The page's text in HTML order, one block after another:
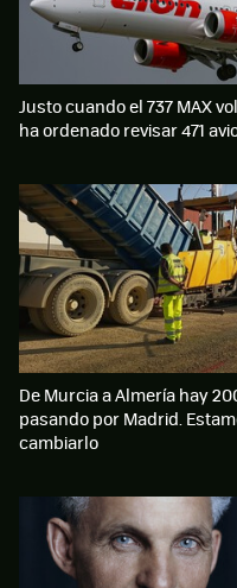
Justo cuando el 737 MAX
ha ordenado revisar 471
De Murcia a Almería hay
pasando por Madrid.
cambiarlo